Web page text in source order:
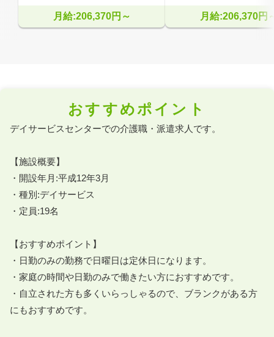
月給:206,370円～ 月給:206,370円
おすすめポイント
デイサービスセンターでの介護職・派遣求人です。
【施設概要】
・開設年月:平成12年3月
・種別:デイサービス
・定員:19名
【おすすめポイント】
・日勤のみの勤務で日曜日は定休日になります。
・家庭の時間や日勤のみで働きたい方におすすめです。
・自立された方も多くいらっしゃるので、ブランクがある方
にもおすすめです。